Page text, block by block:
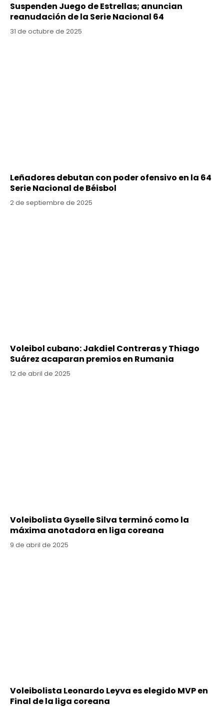
Suspenden Juego de Estrellas; anuncian
reanudación de la Serie Nacional 64
31 de octubre de 2025
Leñadores debutan con poder ofensivo en la 64
Serie Nacional de Béisbol
2 de septiembre de 2025
Voleibol cubano: Jakdiel Contreras y Thiago
Suárez acaparan premios en Rumania
12 de abril de 2025
Voleibolista Gyselle Silva terminó como la
máxima anotadora en liga coreana
9 de abril de 2025
Voleibolista Leonardo Leyva es elegido MVP en
Final de la liga coreana